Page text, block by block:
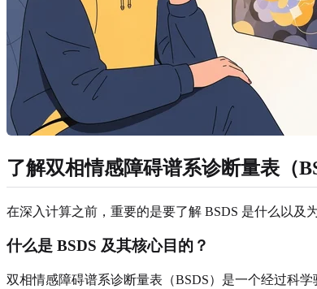
了解双相情感障碍谱系诊断量表（
在深入计算之前，重要的是要了解 BSDS 是什么以及
什么是 BSDS 及其核心目的？
双相情感障碍谱系诊断量表（BSDS）是一个经过科